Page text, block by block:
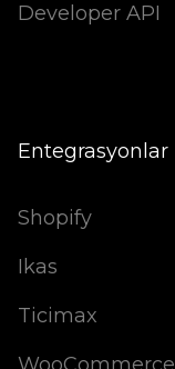
Developer API
Entegrasyonlar
Shopify
Ikas
Ticimax